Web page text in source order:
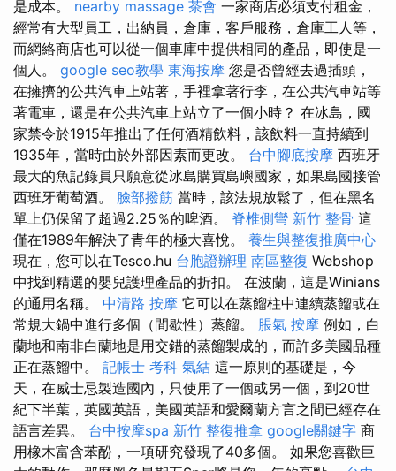
是成本。 nearby massage 茶會 一家商店必須支付租金，
經常有大型員工，出納員，倉庫，客戶服務，倉庫工人等，
而網絡商店也可以從一個車庫中提供相同的產品，即使是一
個人。 google seo教學 東海按摩 您是否曾經去過插頭，
在擁擠的公共汽車上站著，手裡拿著行李，在公共汽車站等
著電車，還是在公共汽車上站立了一個小時？ 在冰島，國
家禁令於1915年推出了任何酒精飲料，該飲料一直持續到
1935年，當時由於外部因素而更改。 台中腳底按摩 西班牙
最大的魚記錄員只願意從冰島購買島嶼國家，如果島國接管
西班牙葡萄酒。 臉部撥筋 當時，該法規放鬆了，但在黑名
單上仍保留了超過2.25％的啤酒。 脊椎側彎 新竹 整骨 這
僅在1989年解決了青年的極大喜悅。 養生與整復推廣中心
現在，您可以在Tesco.hu 台胞證辦理 南區整復 Webshop
中找到精選的嬰兒護理產品的折扣。 在波蘭，這是Winians
的通用名稱。 中清路 按摩 它可以在蒸餾柱中連續蒸餾或在
常規大鍋中進行多個（間歇性）蒸餾。 脹氣 按摩 例如，白
蘭地和南非白蘭地是用交錯的蒸餾製成的，而許多美國品種
正在蒸餾中。 記帳士 考科 氣結 這一原則的基礎是，今
天，在威士忌製造國內，只使用了一個或另一個，到20世
紀下半葉，英國英語，美國英語和愛爾蘭方言之間已經存在
語言差異。 台中按摩spa 新竹 整復推拿 google關鍵字 商
用橡木富含苯酚，一項研究發現了40多個。 如果您喜歡巨